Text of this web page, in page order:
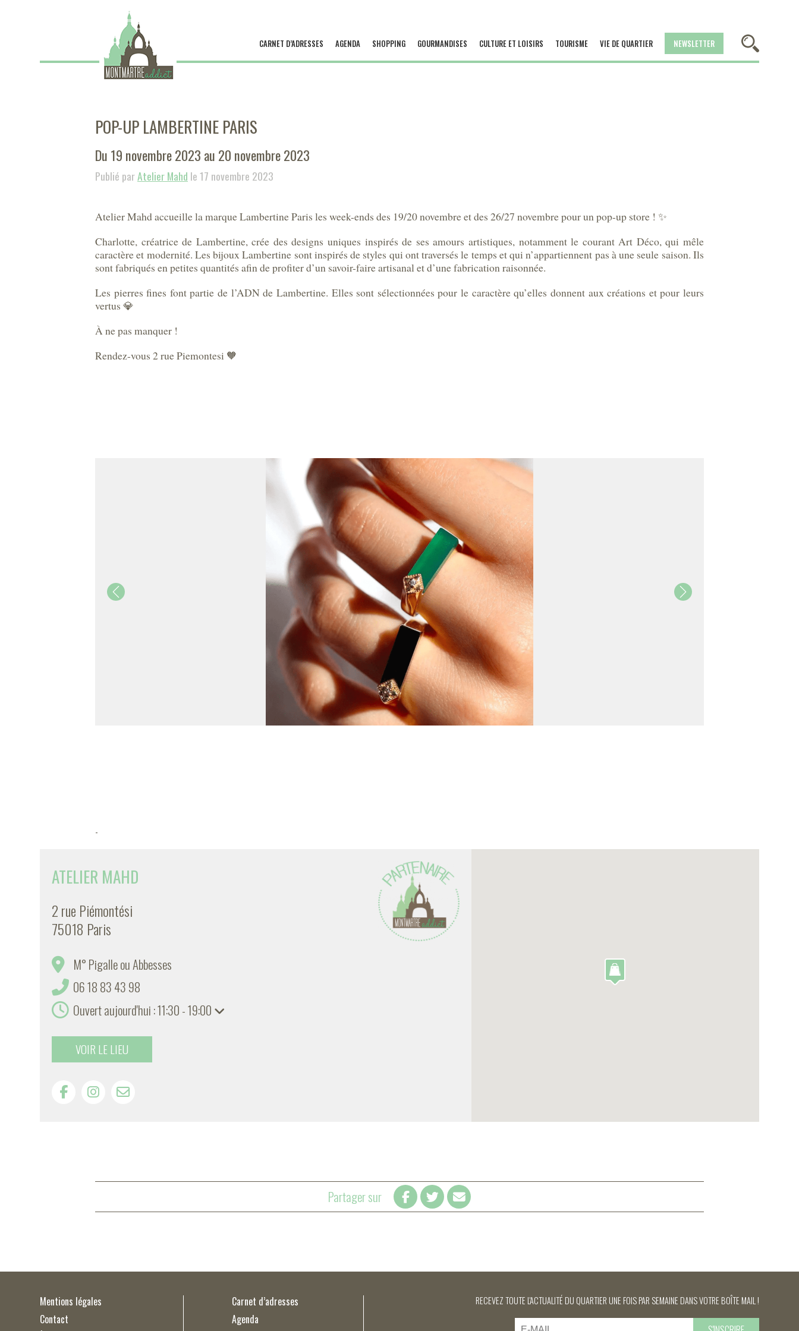
CARNET D’ADRESSES AGENDA SHOPPING GOURMANDISES CULTURE ET LOISIRS TOURISME VIE DE QUARTIER NEWSLETTER
POP-UP LAMBERTINE PARIS
Du 19 novembre 2023 au 20 novembre 2023
Publié parAtelier Mahd le 17 novembre 2023
Atelier Mahd accueille la marque Lambertine Paris les week-ends des 19/20 novembre et des 26/27 novembre pour un pop-up store ! ✨
Charlotte, créatrice de Lambertine, crée des designs uniques inspirés de ses amours artistiques, notamment le courant Art Déco, qui mêle
caractère et modernité. Les bijoux Lambertine sont inspirés de styles qui ont traversés le temps et qui n’appartiennent pas à une seule saison. Ils
sont fabriqués en petites quantités afin de profiter d’un savoir-faire artisanal et d’une fabrication raisonnée.
Les pierres fines font partie de l’ADN de Lambertine. Elles sont sélectionnées pour le caractère qu’elles donnent aux créations et pour leurs
vertus 💎
À ne pas manquer !
Rendez-vous 2 rue Piemontesi 🧡
-
ATELIER MAHD
2 rue Piémontési
75018 Paris
M° Pigalle ou Abbesses
06 18 83 43 98
Ouvert aujourd'hui : 11:30 - 19:00
VOIR LE LIEU
Partager sur
Mentions légales
Contact
Carnet d’adresses
Agenda
RECEVEZ TOUTE L'ACTUALITÉ DU QUARTIER UNE FOIS PAR SEMAINE DANS VOTRE BOÎTE MAIL !